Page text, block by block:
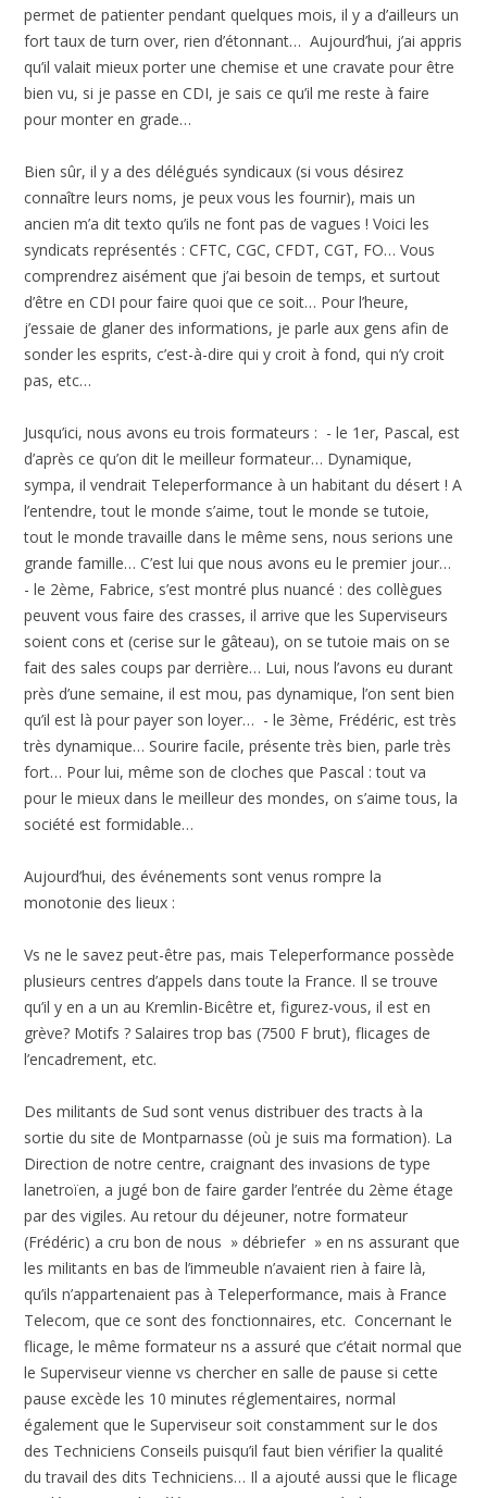
permet de patienter pendant quelques mois, il y a d’ailleurs un
fort taux de turn over, rien d’étonnant… Aujourd’hui, j’ai appris
qu’il valait mieux porter une chemise et une cravate pour être
bien vu, si je passe en CDI, je sais ce qu’il me reste à faire
pour monter en grade…
Bien sûr, il y a des délégués syndicaux (si vous désirez
connaître leurs noms, je peux vous les fournir), mais un
ancien m’a dit texto qu’ils ne font pas de vagues ! Voici les
syndicats représentés : CFTC, CGC, CFDT, CGT, FO… Vous
comprendrez aisément que j’ai besoin de temps, et surtout
d’être en CDI pour faire quoi que ce soit… Pour l’heure,
j’essaie de glaner des informations, je parle aux gens afin de
sonder les esprits, c’est-à-dire qui y croit à fond, qui n’y croit
pas, etc…
Jusqu’ici, nous avons eu trois formateurs : - le 1er, Pascal, est
d’après ce qu’on dit le meilleur formateur… Dynamique,
sympa, il vendrait Teleperformance à un habitant du désert ! A
l’entendre, tout le monde s’aime, tout le monde se tutoie,
tout le monde travaille dans le même sens, nous serions une
grande famille… C’est lui que nous avons eu le premier jour…
- le 2ème, Fabrice, s’est montré plus nuancé : des collègues
peuvent vous faire des crasses, il arrive que les Superviseurs
soient cons et (cerise sur le gâteau), on se tutoie mais on se
fait des sales coups par derrière… Lui, nous l’avons eu durant
près d’une semaine, il est mou, pas dynamique, l’on sent bien
qu’il est là pour payer son loyer… - le 3ème, Frédéric, est très
très dynamique… Sourire facile, présente très bien, parle très
fort… Pour lui, même son de cloches que Pascal : tout va
pour le mieux dans le meilleur des mondes, on s’aime tous, la
société est formidable…
Aujourd’hui, des événements sont venus rompre la
monotonie des lieux :
Vs ne le savez peut-être pas, mais Teleperformance possède
plusieurs centres d’appels dans toute la France. Il se trouve
qu’il y en a un au Kremlin-Bicêtre et, figurez-vous, il est en
grève? Motifs ? Salaires trop bas (7500 F brut), flicages de
l’encadrement, etc.
Des militants de Sud sont venus distribuer des tracts à la
sortie du site de Montparnasse (où je suis ma formation). La
Direction de notre centre, craignant des invasions de type
lanetroïen, a jugé bon de faire garder l’entrée du 2ème étage
par des vigiles. Au retour du déjeuner, notre formateur
(Frédéric) a cru bon de nous » débriefer » en ns assurant que
les militants en bas de l’immeuble n’avaient rien à faire là,
qu’ils n’appartenaient pas à Teleperformance, mais à France
Telecom, que ce sont des fonctionnaires, etc. Concernant le
flicage, le même formateur ns a assuré que c’était normal que
le Superviseur vienne vs chercher en salle de pause si cette
pause excède les 10 minutes réglementaires, normal
également que le Superviseur soit constamment sur le dos
des Techniciens Conseils puisqu’il faut bien vérifier la qualité
du travail des dits Techniciens… Il a ajouté aussi que le flicage